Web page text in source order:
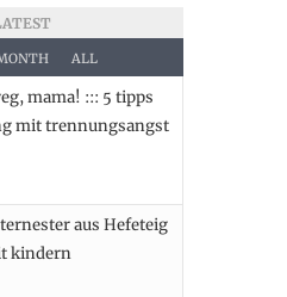
s
t
a
a
e
s
ALL
mama! ::: 5 tipps
mit trennungsangst
aus Hefeteig
kindern